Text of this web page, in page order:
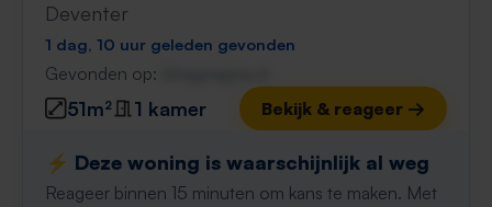
Deventer
1 dag, 10 uur geleden gevonden
Gevonden op:
51m² 1 kamer Bekijk & reageer →
⚡️ Deze woning is waarschijnlijk al weg
Reageer binnen 15 minuten om kans te maken. Met